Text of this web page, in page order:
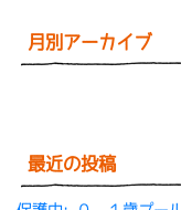
月別アーカイブ
最近の投稿